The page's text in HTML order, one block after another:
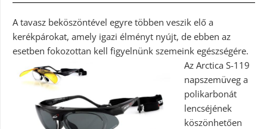
A tavasz beköszöntével egyre többen veszik elő a
kerékpárokat, amely igazi élményt nyújt, de ebben az
esetben fokozottan kell figyelnünk szemeink egészségére.
Az Arctica S-119
napszemüveg a
polikarbonát
lencséjének
köszönhetően